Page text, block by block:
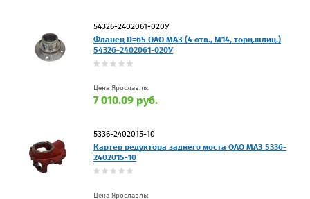
54326-2402061-020У
Фланец D=65 ОАО МАЗ (4 отв., М14, торц.шлиц.)
54326-2402061-020У
Цена Ярославль:
7 010.09 руб.
5336-2402015-10
Картер редуктора заднего моста ОАО МАЗ 5336-
2402015-10
Цена Ярославль: